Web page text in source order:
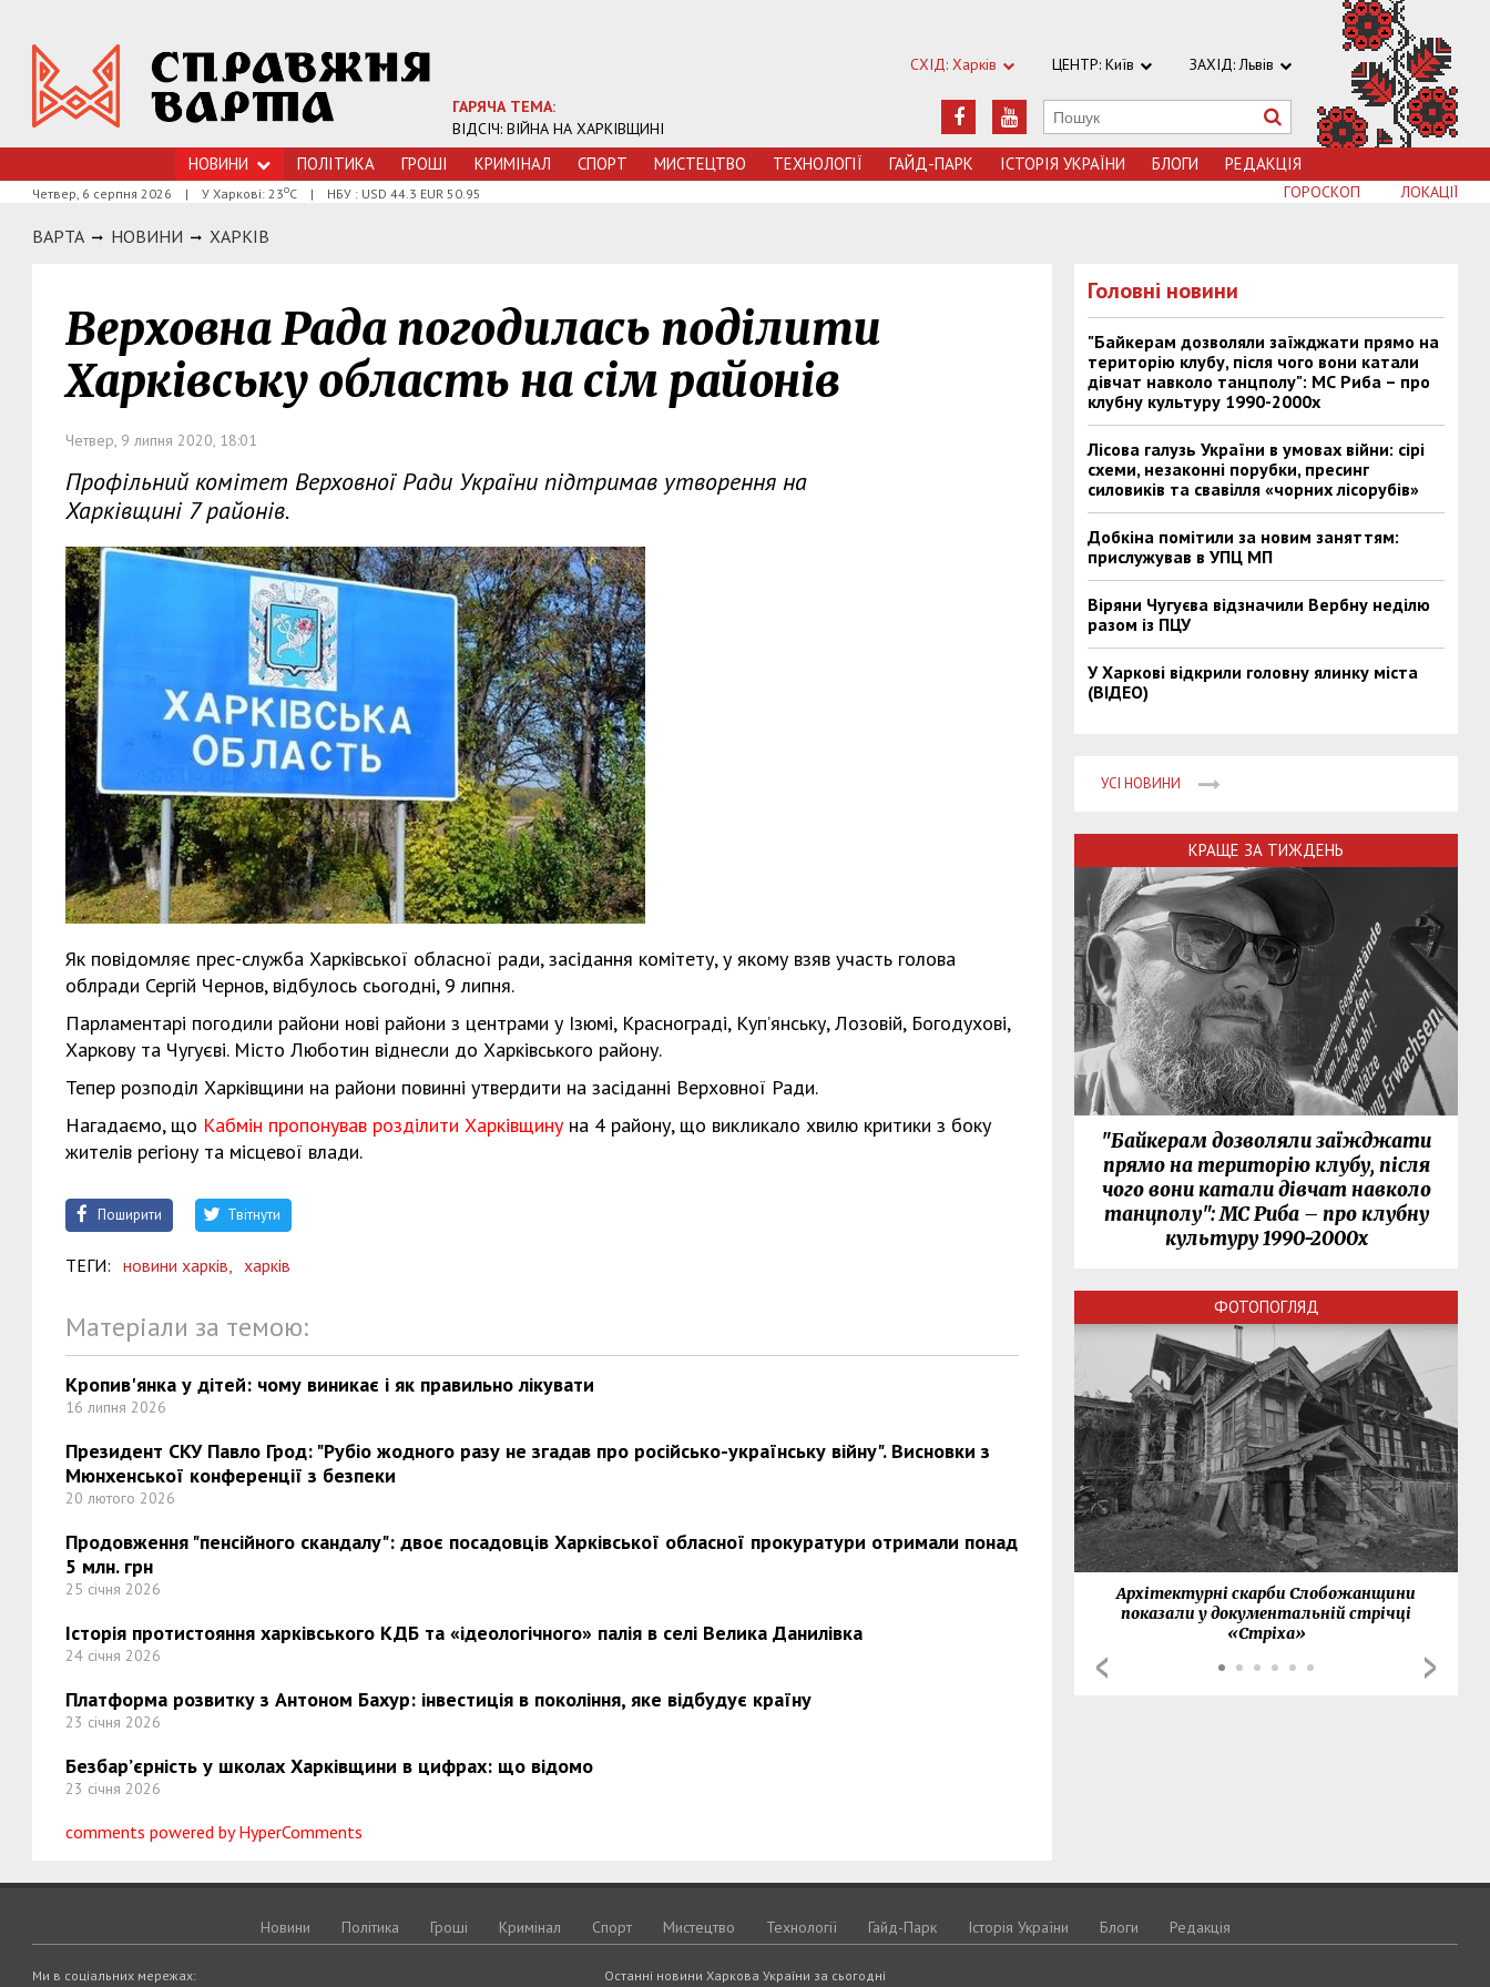
ГАРЯЧА ТЕМА:
ВІДСІЧ: ВІЙНА НА ХАРКІВЩИНІ
СХІД: Харків ЦЕНТР: Київ ЗАХІД: Львів
НОВИНИ ПОЛІТИКА ГРОШI КРИМIНАЛ СПОРТ МИСТЕЦТВО ТЕХНОЛОГIЇ ГАЙД-ПАРК ІСТОРІЯ УКРАЇНИ БЛОГИ РЕДАКЦІЯ
Четвер, 6 серпня 2026 | У Харкові: 23оС | НБУ : USD 44.3 EUR 50.95 ЛОКАЦІЇ
ГОРОСКОП
ВАРТА НОВИНИ ХАРКIВ
Верховна Рада погодилась поділити
Харківську область на сім районів
Четвер, 9 липня 2020, 18:01
Профільний комітет Верховної Ради України підтримав утворення на
Харківщині 7 районів.
Як повідомляє прес-служба Харківської обласної ради, засідання комітету, у якому взяв участь голова
облради Сергій Чернов, відбулось сьогодні, 9 липня.
Парламентарі погодили райони нові райони з центрами у Ізюмі, Краснограді, Куп’янську, Лозовій, Богодухові,
Харкову та Чугуєві. Місто Люботин віднесли до Харківського району.
Тепер розподіл Харківщини на райони повинні утвердити на засіданні Верховної Ради.
Нагадаємо, що Кабмін пропонував розділити Харківщину на 4 району, що викликало хвилю критики з боку
жителів регіону та місцевої влади.
Поширити Твітнути
ТЕГИ: новини харків, харків
Матеріали за темою:
Кропив'янка у дітей: чому виникає і як правильно лікувати
16 липня 2026
Президент СКУ Павло Грод: "Рубіо жодного разу не згадав про російсько-українську війну". Висновки з
Мюнхенської конференції з безпеки
20 лютого 2026
Продовження "пенсійного скандалу": двоє посадовців Харківської обласної прокуратури отримали понад
5 млн. грн
25 січня 2026
Історія протистояння харківського КДБ та «ідеологічного» палія в селі Велика Данилівка
24 січня 2026
Платформа розвитку з Антоном Бахур: інвестиція в покоління, яке відбудує країну
23 січня 2026
Безбар’єрність у школах Харківщини в цифрах: що відомо
23 січня 2026
comments powered by HyperComments
Головні новини
"Байкерам дозволяли заїжджати прямо на
територію клубу, після чого вони катали
дівчат навколо танцполу": МС Риба – про
клубну культуру 1990-2000х
Лісова галузь України в умовах війни: сірі
схеми, незаконні порубки, пресинг
силовиків та свавілля «чорних лісорубів»
Добкіна помітили за новим заняттям:
прислужував в УПЦ МП
Віряни Чугуєва відзначили Вербну неділю
разом із ПЦУ
У Харкові відкрили головну ялинку міста
(ВІДЕО)
УСІ НОВИНИ
КРАЩЕ ЗА ТИЖДЕНЬ
"Байкерам дозволяли заїжджати
прямо на територію клубу, після
чого вони катали дівчат навколо
танцполу": МС Риба – про клубну
культуру 1990-2000х
ФОТОПОГЛЯД
Архітектурні скарби Слобожанщини
показали у документальній стрічці
«Стріха»
Новини Політика Грошi Кримiнал Спорт Мистецтво Технологiї Гайд-Парк Історія України Блоги Редакція
Останні новини Харкова України за сьогодні
Ми в соціальних мережах: